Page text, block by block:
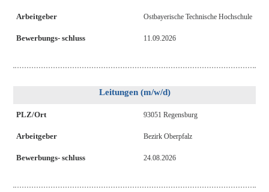
Arbeitgeber
Bewerbungs- schluss
Ostbayerische Technische Hochschule
11.09.2026
Leitungen (m/w/d)
PLZ/Ort
Arbeitgeber
Bewerbungs- schluss
93051 Regensburg
Bezirk Oberpfalz
24.08.2026